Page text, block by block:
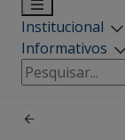
Institucional
Informativos
Pesquisar
por: